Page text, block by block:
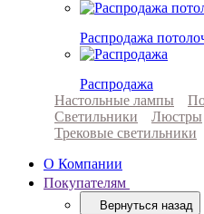
Распродажа
Распродажа
Настольные лампы
Светильники
Люстры
Трековые светильники
О Компании
Покупателям
Вернуться назад